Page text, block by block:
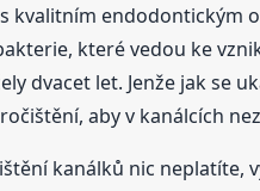
kvalitním endodontickým
které vedou ke
dvacet let. Jenže jak se
aby v kanálcích
kanálků nic